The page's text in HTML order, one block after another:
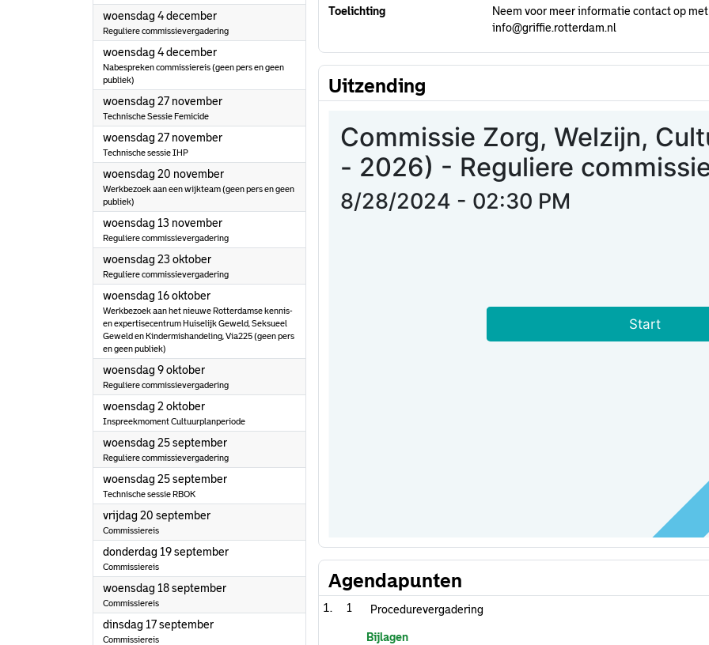
woensdag 4 december2024
Reguliere commissievergadering
woensdag 4 december2024
Nabespreken commissiereis (geen pers en geen
publiek)
woensdag 27 november2024
Technische Sessie Femicide
woensdag 27 november2024
Technische sessie IHP
woensdag 20 november2024
Werkbezoek aan een wijkteam (geen pers en geen
publiek)
woensdag 13 november2024
Reguliere commissievergadering
woensdag 23 oktober2024
Reguliere commissievergadering
woensdag 16 oktober2024
Werkbezoek aan het nieuwe Rotterdamse kennis-
en expertisecentrum Huiselijk Geweld, Seksueel
Geweld en Kindermishandeling, Via225 (geen pers
en geen publiek)
woensdag 9 oktober2024
Reguliere commissievergadering
woensdag 2 oktober2024
Inspreekmoment Cultuurplanperiode
woensdag 25 september2024
Reguliere commissievergadering
woensdag 25 september2024
Technische sessie RBOK
vrijdag 20 september2024
Commissiereis
donderdag 19 september2024
Commissiereis
woensdag 18 september2024
Commissiereis
dinsdag 17 september2024
Commissiereis
Toelichting
Neem voor meer informatie contact op
info@griffie.rotterdam.nl
Uitzending
Agendapunten
1 Procedurevergadering
Bijlagen